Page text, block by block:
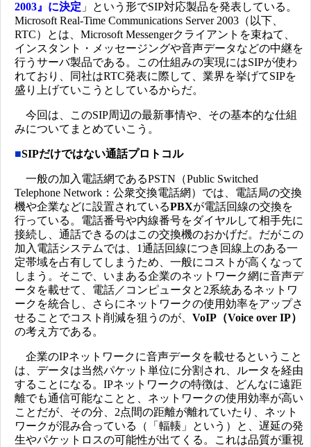
2003』に決定 」という形でSIP対応製品を発表している。
Microsoft Real-Time Communications Server 2003（以下、
RTC）とは、Microsoft Messengerクライアントを束ねて、
インスタント・メッセージングや音声データなどの中継を
行うサーバ製品である。この仕組みの実現にはSIPが使わ
れており、同社はRTC発表に際して、業界を挙げてSIPを
盛り上げていこうとしているからだ。
今回は、このSIP周辺の最新事情や、その基本的な仕組
みについてまとめていこう。
■SIPだけではない通話プロトコル
一般の加入電話網であるPSTN（Public Switched
Telephone Network：公衆交換電話網）では、電話局の交換
機や企業などに設置されているPBXが電話回線の交換を
行っている。電話番号や内線番号をダイヤルして相手先に
接続し、通話できるのはこの交換機のおかげだ。だがこの
加入電話システムでは、1通話回線につき回線上のある一
定帯域を占有してしまうため、一般にコストが高くなって
しまう。そこで、いまある企業のネットワーク網に音声デ
ータを載せて、電話／コンピュータと2系統あるネットワ
ークを統合し、さらにネットワークの使用効率をアップさ
せることでコスト削減を狙うのが、 VoIP（Voice over IP）
の考え方である。
企業のIPネットワークに音声データを載せるということ
は、データは当然パケット単位に分割され、ルータを経由
することになる。IPネットワークの特徴は、どんなに遠距
離でも通信可能なことと、ネットワークの使用効率が高い
ことだが、その分、2点間の距離が離れていたり、ネット
ワークが混み合っている（「輻輳」という）と、遅延の発
生やパケットロスの可能性が出てくる。これは品質が重視